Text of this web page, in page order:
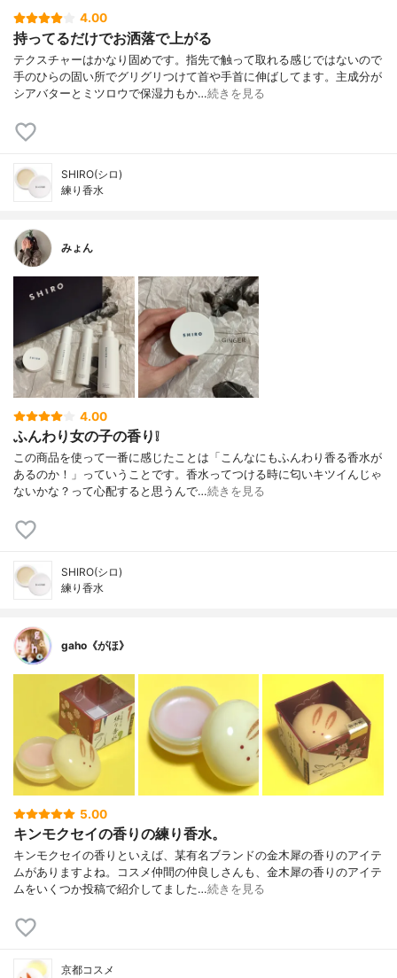
4.00
持ってるだけでお洒落で上がる
テクスチャーはかなり固めです。指先で触って取れる感じではないので
手のひらの固い所でグリグリつけて首や手首に伸ばしてます。主成分が
シアバターとミツロウで保湿力もか…続きを見る
SHIRO(シロ)
練り香水
みょん
4.00
ふんわり女の子の香り❕
この商品を使って一番に感じたことは「こんなにもふんわり香る香水が
あるのか！」っていうことです。香水ってつける時に匂いキツイんじゃ
ないかな？って心配すると思うんで…続きを見る
SHIRO(シロ)
練り香水
gaho《がほ》
5.00
キンモクセイの香りの練り香水。
キンモクセイの香りといえば、某有名ブランドの金木犀の香りのアイテ
ムがありますよね。コスメ仲間の仲良しさんも、金木犀の香りのアイテ
ムをいくつか投稿で紹介してました…続きを見る
京都コスメ